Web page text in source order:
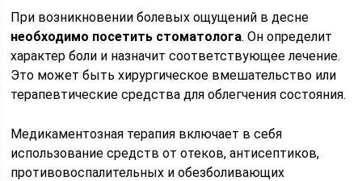
При возникновении болевых ощущений в десне
необходимо посетить стоматолога. Он определит
характер боли и назначит соответствующее лечение.
Это может быть хирургическое вмешательство или
терапевтические средства для облегчения состояния.
Медикаментозная терапия включает в себя
использование средств от отеков, антисептиков,
противовоспалительных и обезболивающих